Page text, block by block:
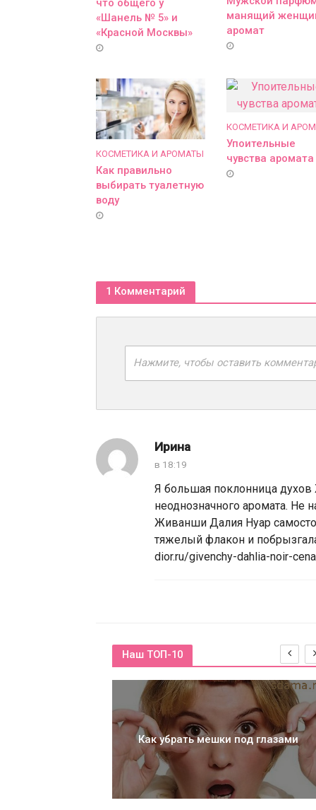
что общего у
«Шанель № 5» и
«Красной Москвы»
манящий
аромат
КОСМЕТИКА И АРОМАТЫ
Как правильно
выбирать туалетную
воду
КОСМЕТИКА И
Упоительные
чувства аромата
1 Комментарий
Нажмите, чтобы оставить
Ирина
в 18:19
Я большая поклонница
неоднозначного аромата. Не
Живанши Далия Нуар
тяжелый флакон и
dior.ru/givenchy-dahlia-noir-
Наш ТОП-10
Как убрать мешки под глазами